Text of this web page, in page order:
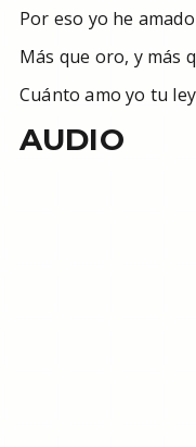
Por eso yo he
Más que oro, y más
Cuánto amo yo tu ley
AUDIO